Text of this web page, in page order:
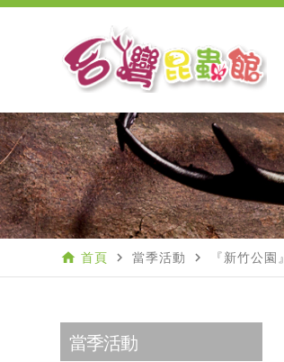
home 首頁 navigate_next 當季活動 navigate_next 『新竹公
當季活動